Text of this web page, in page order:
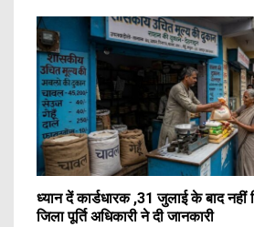
ध्यान दें कार्डधारक ,31 जुलाई के बाद नहीं
जिला पूर्ति अधिकारी ने दी जानकारी